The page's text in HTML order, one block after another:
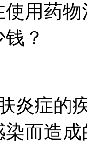
用药
？
炎症的
而造